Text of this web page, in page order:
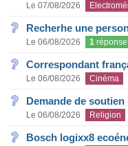
Le 07/08/2026
Recherhe une
Le 06/08/2026 1 réponse
Correspondant
Le 06/08/2026 Cinéma
Demande de
Le 06/08/2026 Religion
Bosch logixx8